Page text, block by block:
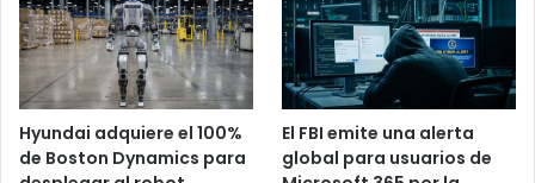
Hyundai adquiere el 100%
de Boston Dynamics para
El FBI emite una alerta
global para usuarios de